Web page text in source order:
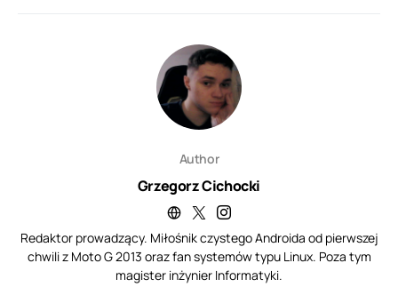
Author
Grzegorz Cichocki
Redaktor prowadzący. Miłośnik czystego Androida od pierwszej
chwili z Moto G 2013 oraz fan systemów typu Linux. Poza tym
magister inżynier Informatyki.